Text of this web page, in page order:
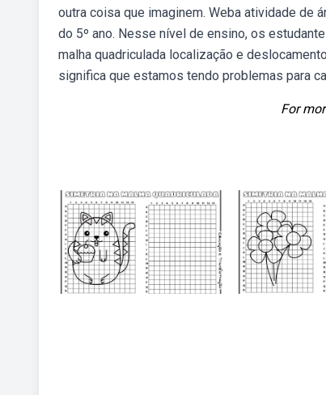
outra coisa que imaginem. Weba atividade de
do 5º ano. Nesse nível de ensino, os
malha quadriculada localização e
significa que estamos tendo problemas para
For